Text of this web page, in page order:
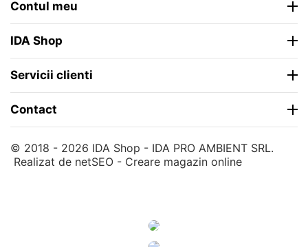
Contul meu
IDA Shop
Servicii clienti
Contact
© 2018 - 2026 IDA Shop - IDA PRO AMBIENT SRL.
Realizat de netSEO - Creare magazin online